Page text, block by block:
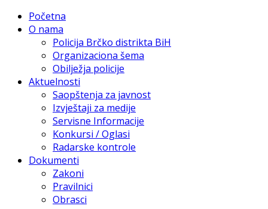
Početna
O nama
Policija Brčko distrikta BiH
Organizaciona šema
Obilježja policije
Aktuelnosti
Saopštenja za javnost
Izvještaji za medije
Servisne Informacije
Konkursi / Oglasi
Radarske kontrole
Dokumenti
Zakoni
Pravilnici
Obrasci